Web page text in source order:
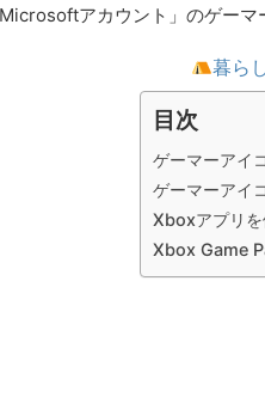
アカウント」のゲーマ
暮ら
目次
ゲーマーアイ
ゲーマーアイ
Xboxアプリ
Xbox Game